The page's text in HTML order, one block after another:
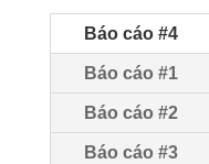
Báo cáo #4
Báo cáo #1
Báo cáo #2
Báo cáo #3